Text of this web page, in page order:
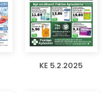
KE 5.2.2025